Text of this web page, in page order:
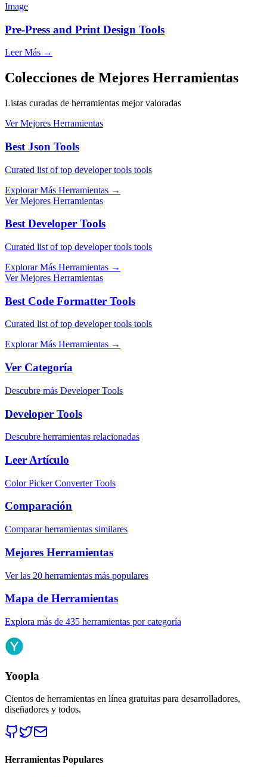
Image
Pre-Press and Print Design Tools
Leer Más →
Colecciones de Mejores Herramientas
Listas curadas de herramientas mejor valoradas
Ver Mejores Herramientas
Best Json Tools
Curated list of top developer tools tools
Explorar Más Herramientas →
Ver Mejores Herramientas
Best Developer Tools
Curated list of top developer tools tools
Explorar Más Herramientas →
Ver Mejores Herramientas
Best Code Formatter Tools
Curated list of top developer tools tools
Explorar Más Herramientas →
Ver Categoría
Descubre más Developer Tools
Developer Tools
Descubre herramientas relacionadas
Leer Artículo
Color Picker Converter Tools
Comparación
Comparar herramientas similares
Mejores Herramientas
Ver las 20 herramientas más populares
Mapa de Herramientas
Explora más de 435 herramientas por categoría
Yoopla
Cientos de herramientas en línea gratuitas para desarrolladores,
diseñadores y todos.
Herramientas Populares